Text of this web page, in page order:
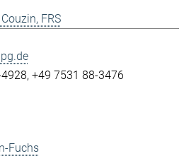
FRS
+49 7531 88-3476
Fuchs